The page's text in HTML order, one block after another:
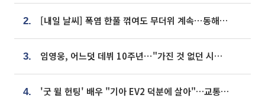
2. [내일 날씨] 폭염 한풀 꺾여도 무더위 계속⋯동해안 이틀 연속 비
3. 임영웅, 어느덧 데뷔 10주년⋯"가진 것 없던 시절, 내 앞엔 20명의 팬뿐"
4. '굿 윌 헌팅' 배우 "기아 EV2 덕분에 살아"…교통사고 후 안전성 극찬